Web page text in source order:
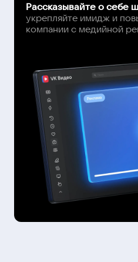
Рассказывайте о себе
укрепляйте имидж и
компании с медийной